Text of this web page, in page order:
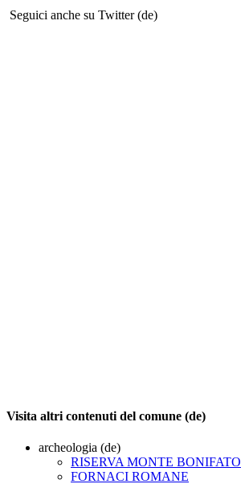
Seguici anche su Twitter (de)
Visita altri contenuti del comune (de)
archeologia (de)
RISERVA MONTE BONIFATO
FORNACI ROMANE